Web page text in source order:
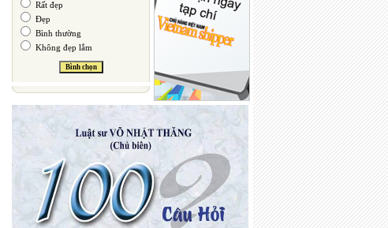
Rất đẹp
Đẹp
Bình thường
Không đẹp lắm